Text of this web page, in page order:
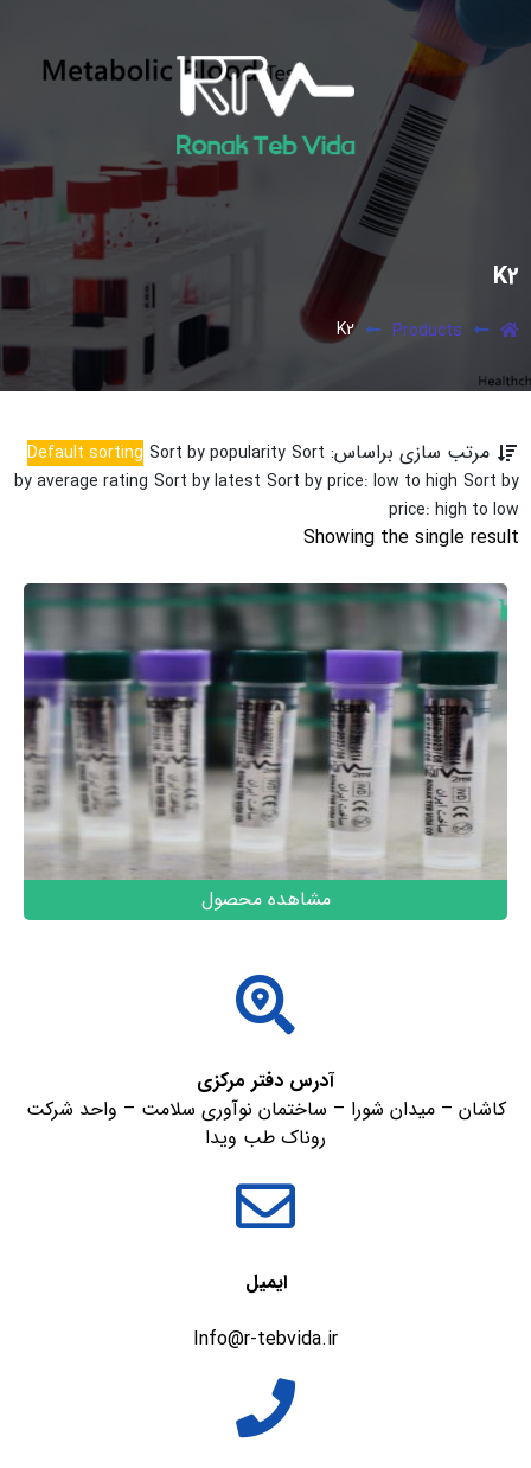
K2
Products
K2
Showing the single result
مرتب سازی براساس: Default sorting Sort by popularity Sort
by average rating Sort by latest Sort by price: low to high Sort by
price: high to low
مشاهده محصول
آدرس دفتر مرکزی
کاشان – میدان شورا – ساختمان نوآوری سلامت – واحد شرکت
روناک طب ویدا
ایمیل
Info@r-tebvida.ir